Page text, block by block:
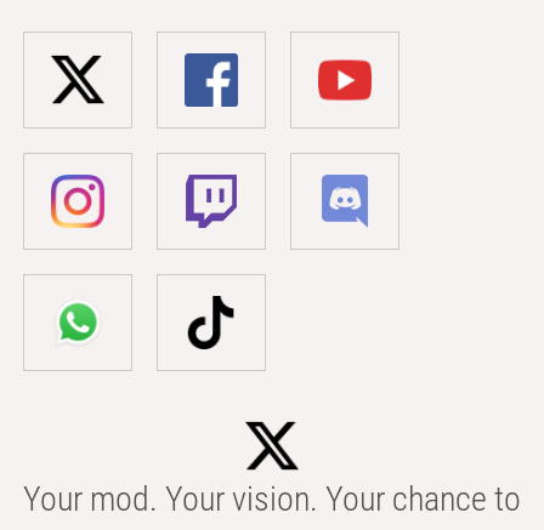
Your mod. Your vision. Your chance to